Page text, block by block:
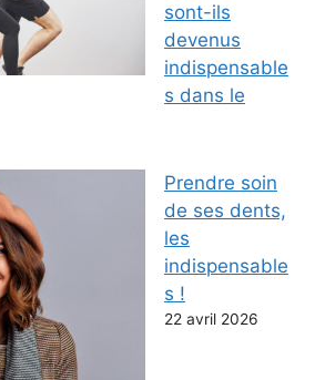
sont-ils
devenus
indispensable
s dans le
Prendre soin
de ses dents,
les
indispensable
s !
22 avril 2026